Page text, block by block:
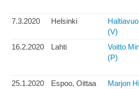
7.3.2020
Helsinki
(V)
16.2.2020 Lahti
Voitto
(P)
25.1.2020
Espoo, Oittaa
Marjon